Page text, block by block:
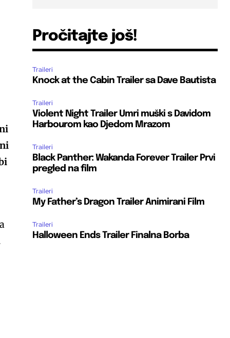
Pročitajte još!
Traileri
Knock at the Cabin Trailer sa Dave Bautista
Traileri
Violent Night Trailer Umri muški s Davidom
Harbourom kao Djedom Mrazom
Traileri
Black Panther: Wakanda Forever Trailer Prvi
pregled na film
Traileri
My Father’s Dragon Trailer Animirani Film
Traileri
Halloween Ends Trailer Finalna Borba